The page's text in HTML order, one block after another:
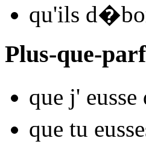
qu'ils
Plus-que-
que j'
que tu